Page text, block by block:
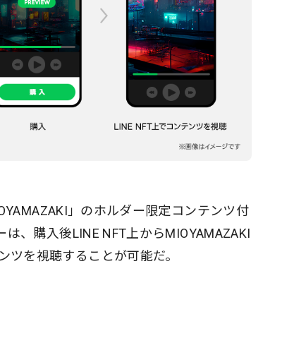
」のホルダー限定コンテンツ付
、購入後LINE NFT上からMIOYAMAZAKI
を視聴することが可能だ。